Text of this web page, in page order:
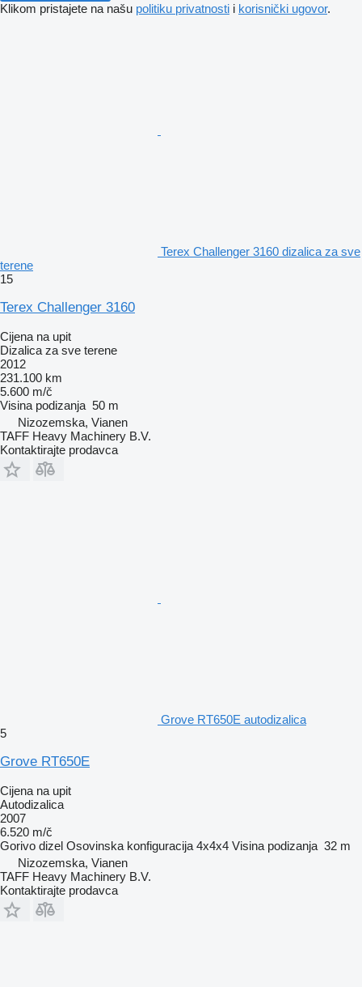
Klikom pristajete na našu politiku privatnosti i korisnički ugovor.
Terex Challenger 3160 dizalica za sve
terene
15
Terex Challenger 3160
Cijena na upit
Dizalica za sve terene
2012
231.100 km
5.600 m/č
Visina podizanja 50 m
Nizozemska, Vianen
TAFF Heavy Machinery B.V.
Kontaktirajte prodavca
Grove RT650E autodizalica
5
Grove RT650E
Cijena na upit
Autodizalica
2007
6.520 m/č
Gorivo dizel Osovinska konfiguracija 4x4x4 Visina podizanja 32 m
Nizozemska, Vianen
TAFF Heavy Machinery B.V.
Kontaktirajte prodavca